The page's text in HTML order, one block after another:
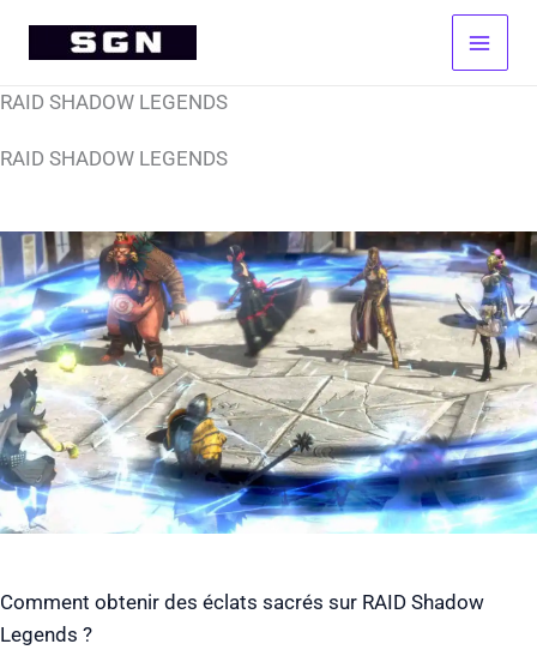
RAID SHADOW LEGENDS
RAID SHADOW LEGENDS
Comment obtenir des éclats sacrés sur RAID Shadow
Legends ?